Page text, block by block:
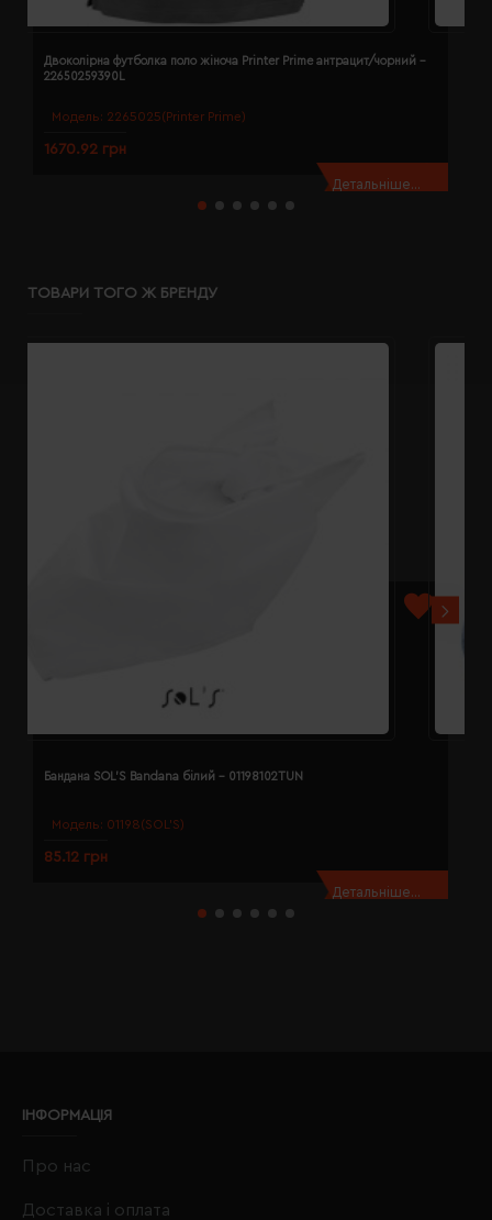
Модель: 2265025(Printer Prime)
Двоколірна футболка поло жіноча Printer Prime антрацит/чорний -
22650259390L
1670.92 грн
Детальніше...
ТОВАРИ ТОГО Ж БРЕНДУ
Модель: 01198(SOL’S)
Бандана SOL'S Bandana білий - 01198102TUN
85.12 грн
Детальніше...
ІНФОРМАЦІЯ
Про нас
Доставка і оплата